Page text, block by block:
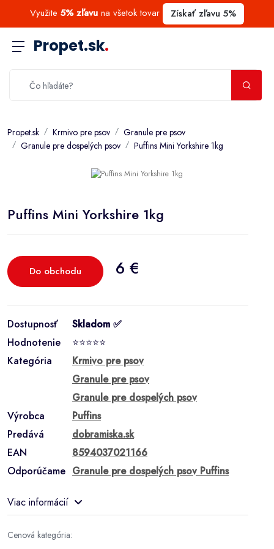
Využite 5% zľavu na všetok tovar Získať zľavu 5%
Propet.sk.
Propet.sk Krmivo pre psov
Granule pre psov
Granule pre dospelých psov
Puffins Mini Yorkshire 1kg
Puffins Mini Yorkshire 1kg
Do obchodu 6 €
Dostupnosť
Skladom ✅
Hodnotenie
⭐⭐⭐⭐⭐
Kategória
Krmivo pre psov
Granule pre psov
Granule pre dospelých psov
Výrobca
Puffins
Predává
dobramiska.sk
EAN
8594037021166
Odporúčame Granule pre dospelých psov Puffins
Viac informácií
Cenová kategória: